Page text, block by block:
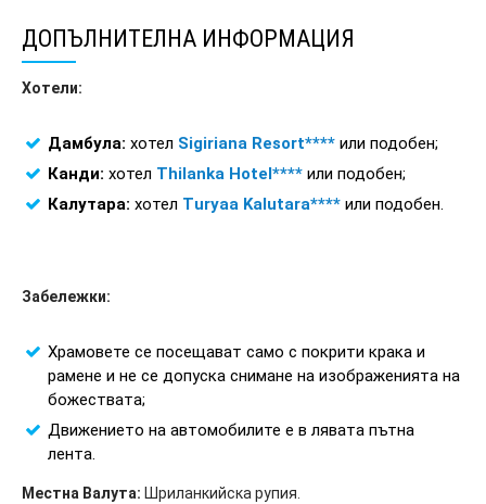
ДОПЪЛНИТЕЛНА ИНФОРМАЦИЯ
Хотели:
Дамбула: хотел Sigiriana Resort**** или подобен;
Канди: хотел Thilanka Hotel**** или подобен;
Калутара: хотел Turyaa Kalutara**** или подобен.
Забележки:
Храмовете се посещават само с покрити крака и
рамене и не се допуска снимане на изображенията на
божествата;
Движението на автомобилите е в лявата пътна
лента.
Местна Валута: Шриланкийска рупия.